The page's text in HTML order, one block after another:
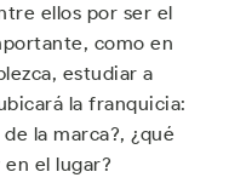
ellos por ser el
como en
estudiar a
la franquicia:
la marca?, ¿qué
el lugar?